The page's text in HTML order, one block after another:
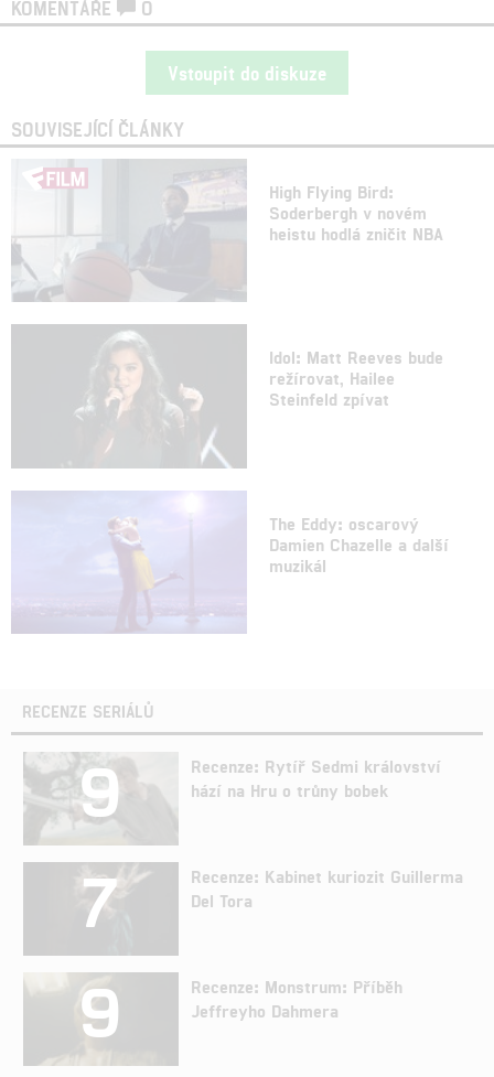
KOMENTÁŘE 0
Vstoupit do diskuze
SOUVISEJÍCÍ ČLÁNKY
High Flying Bird:
Soderbergh v novém
heistu hodlá zničit NBA
Idol: Matt Reeves bude
režírovat, Hailee
Steinfeld zpívat
The Eddy: oscarový
Damien Chazelle a další
muzikál
RECENZE SERIÁLŮ
9
Recenze: Rytíř Sedmi království
hází na Hru o trůny bobek
7
Recenze: Kabinet kuriozit Guillerma
Del Tora
9
Recenze: Monstrum: Příběh
Jeffreyho Dahmera